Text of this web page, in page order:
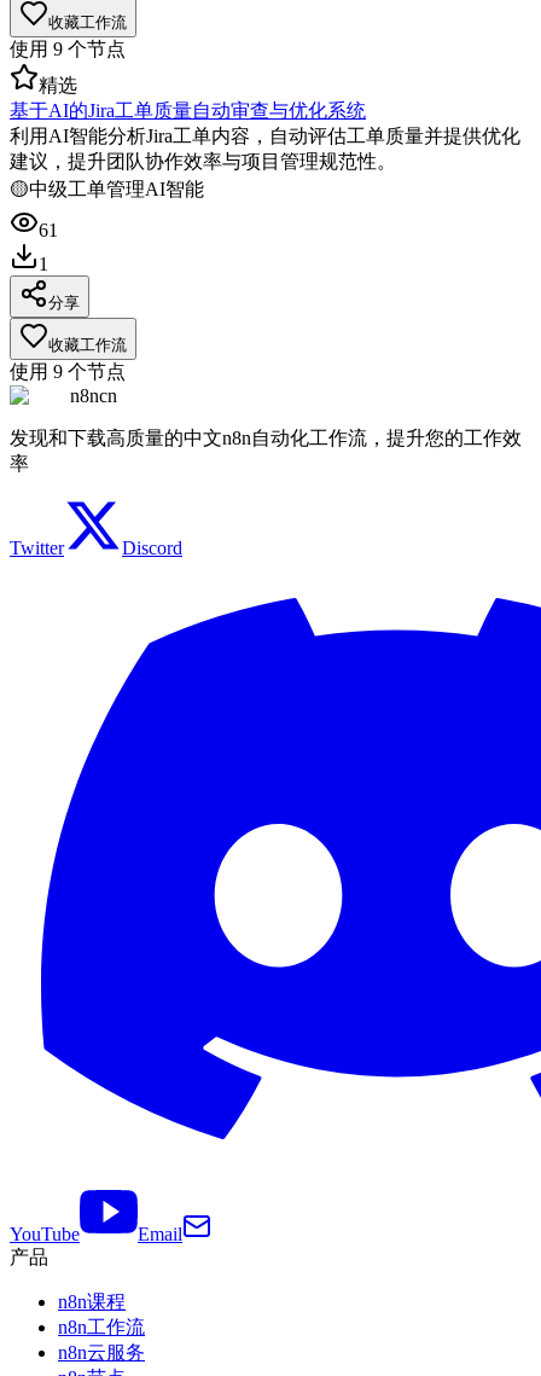
收藏工作流
使用 9 个节点
精选
基于AI的Jira工单质量自动审查与优化系统
利用AI智能分析Jira工单内容，自动评估工单质量并提供优化
建议，提升团队协作效率与项目管理规范性。
🟡中级工单管理AI智能
61
1
分享
收藏工作流
使用 9 个节点
n8ncn
发现和下载高质量的中文n8n自动化工作流，提升您的工作效
率
Twitter Discord
YouTube
Email
产品
n8n课程
n8n工作流
n8n云服务